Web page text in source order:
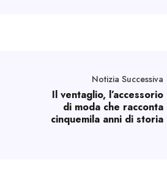
Notizia Successiva
Il ventaglio, l’accessorio
di moda che racconta
cinquemila anni di storia